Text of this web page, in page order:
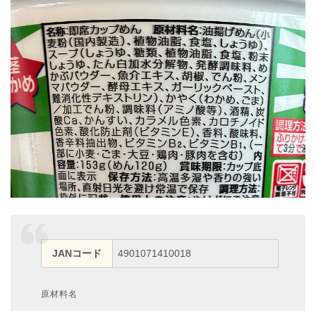
JANコード 4901071410018
原材料名